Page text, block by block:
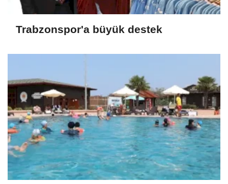
Trabzonspor'a büyük destek